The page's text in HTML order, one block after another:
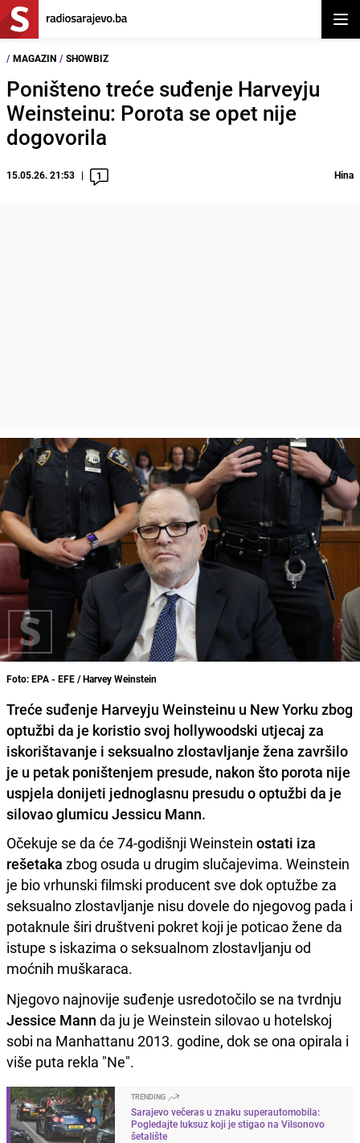
/ MAGAZIN / SHOWBIZ
Poništeno treće suđenje Harveyju
Weinsteinu: Porota se opet nije
dogovorila
15.05.26. 21:53 1 Hina
Foto: EPA - EFE / Harvey Weinstein
Treće suđenje Harveyju Weinsteinu u New Yorku zbog
optužbi da je koristio svoj hollywoodski utjecaj za
iskorištavanje i seksualno zlostavljanje žena završilo
je u petak poništenjem presude, nakon što porota nije
uspjela donijeti jednoglasnu presudu o optužbi da je
silovao glumicu Jessicu Mann.
Očekuje se da će 74-godišnji Weinstein ostati iza
rešetaka zbog osuda u drugim slučajevima. Weinstein
je bio vrhunski filmski producent sve dok optužbe za
seksualno zlostavljanje nisu dovele do njegovog pada i
potaknule širi društveni pokret koji je poticao žene da
istupe s iskazima o seksualnom zlostavljanju od
moćnih muškaraca.
Njegovo najnovije suđenje usredotočilo se na tvrdnju
Jessice Mann da ju je Weinstein silovao u hotelskoj
sobi na Manhattanu 2013. godine, dok se ona opirala i
više puta rekla "Ne".
TRENDING
Sarajevo večeras u znaku superautomobila:
Pogledajte luksuz koji je stigao na Vilsonovo
šetalište